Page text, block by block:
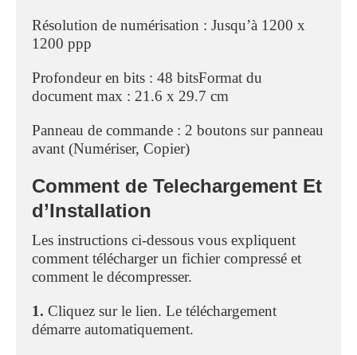
Résolution de numérisation : Jusqu’à 1200 x
1200 ppp
Profondeur en bits : 48 bitsFormat du
document max : 21.6 x 29.7 cm
Panneau de commande : 2 boutons sur panneau
avant (Numériser, Copier)
Comment de Telechargement Et
d’Installation
Les instructions ci-dessous vous expliquent
comment télécharger un fichier compressé et
comment le décompresser.
1. Cliquez sur le lien. Le téléchargement
démarre automatiquement.